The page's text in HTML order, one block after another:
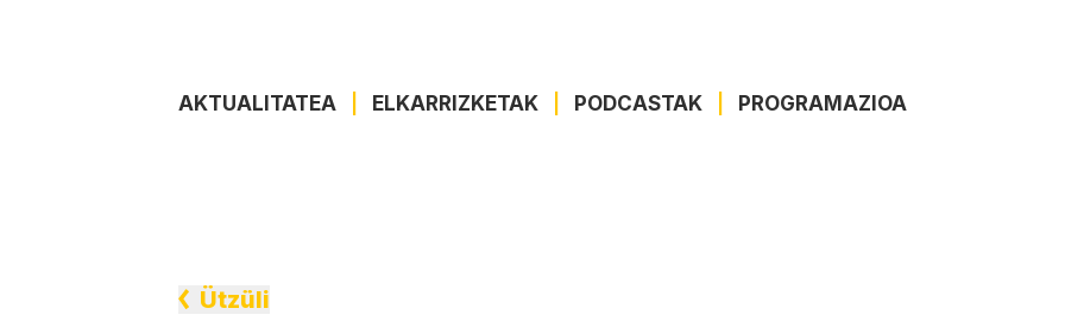
AKTUALITATEA ELKARRIZKETAK PODCASTAK PROGRAMAZIOA
Ützüli